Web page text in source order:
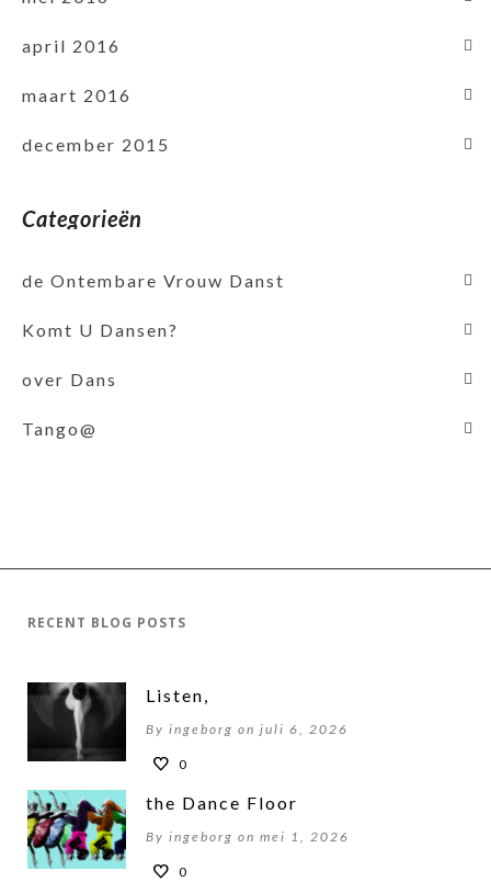
april 2016
maart 2016
december 2015
Categorieën
de Ontembare Vrouw Danst
Komt U Dansen?
over Dans
Tango@
RECENT BLOG POSTS
Listen,
By ingeborg on juli 6, 2026
0
the Dance Floor
By ingeborg on mei 1, 2026
0